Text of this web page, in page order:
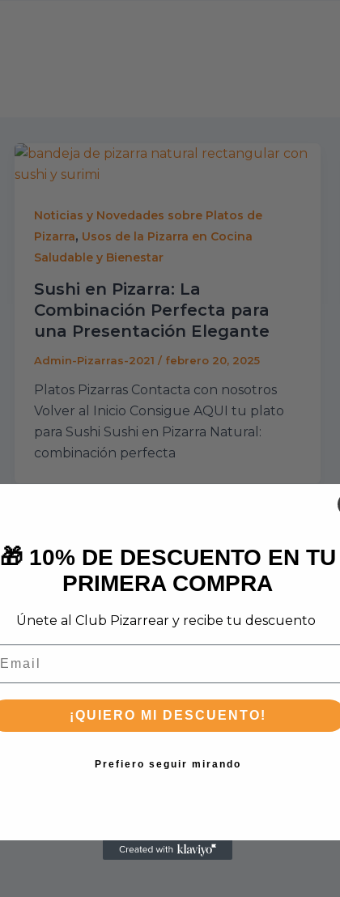
Noticias y Novedades sobre Platos de
Pizarra, Usos de la Pizarra en Cocina
Saludable y Bienestar
Sushi en Pizarra: La
Combinación Perfecta para
una Presentación Elegante
Admin-Pizarras-2021 / febrero 20, 2025
Platos Pizarras Contacta con nosotros
Volver al Inicio Consigue AQUI tu plato
para Sushi Sushi en Pizarra Natural:
combinación perfecta
🎁 10% DE DESCUENTO EN TU
PRIMERA COMPRA
Únete al Club Pizarrear y recibe tu descuento
¡QUIERO MI DESCUENTO!
Prefiero seguir mirando